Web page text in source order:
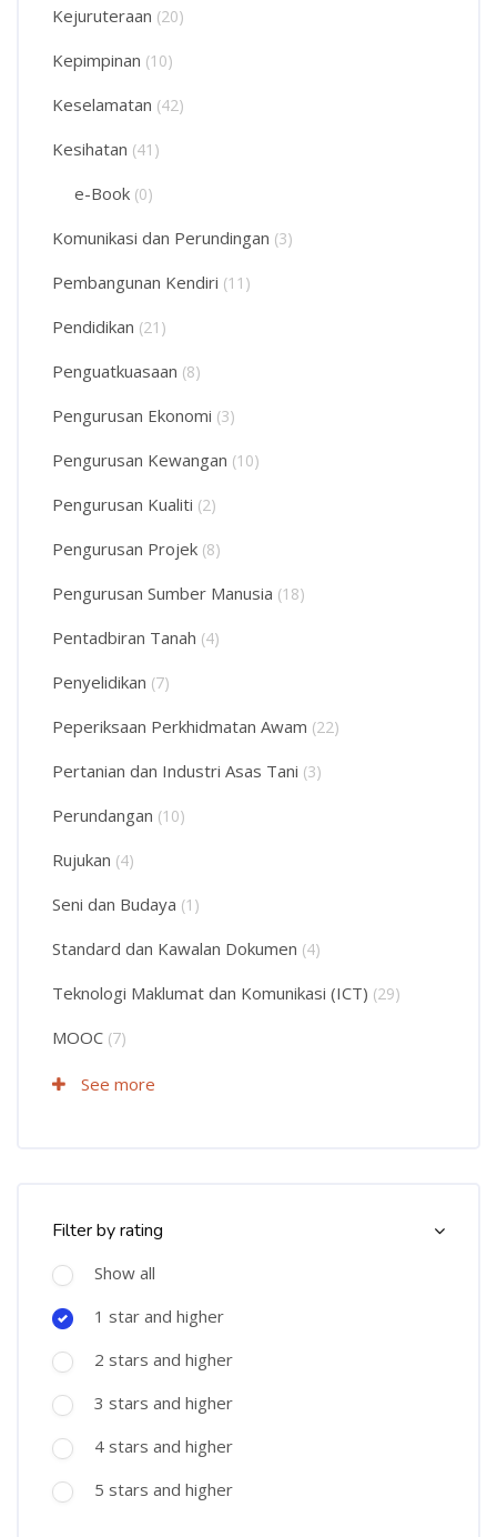
Kejuruteraan (20)
Kepimpinan (10)
Keselamatan (42)
Kesihatan (41)
e-Book (0)
Komunikasi dan Perundingan (3)
Pembangunan Kendiri (11)
Pendidikan (21)
Penguatkuasaan (8)
Pengurusan Ekonomi (3)
Pengurusan Kewangan (10)
Pengurusan Kualiti (2)
Pengurusan Projek (8)
Pengurusan Sumber Manusia (18)
Pentadbiran Tanah (4)
Penyelidikan (7)
Peperiksaan Perkhidmatan Awam (22)
Pertanian dan Industri Asas Tani (3)
Perundangan (10)
Rujukan (4)
Seni dan Budaya (1)
Standard dan Kawalan Dokumen (4)
Teknologi Maklumat dan Komunikasi (ICT) (29)
MOOC (7)
See more
Filter by rating
Show all
1 star and higher
2 stars and higher
3 stars and higher
4 stars and higher
5 stars and higher